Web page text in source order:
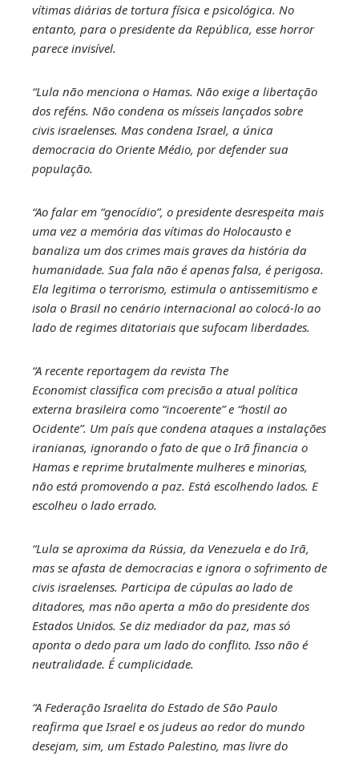
vítimas diárias de tortura física e psicológica. No
entanto, para o presidente da República, esse horror
parece invisível.
“Lula não menciona o Hamas. Não exige a libertação
dos reféns. Não condena os mísseis lançados sobre
civis israelenses. Mas condena Israel, a única
democracia do Oriente Médio, por defender sua
população.
“Ao falar em “genocídio”, o presidente desrespeita mais
uma vez a memória das vítimas do Holocausto e
banaliza um dos crimes mais graves da história da
humanidade. Sua fala não é apenas falsa, é perigosa.
Ela legitima o terrorismo, estimula o antissemitismo e
isola o Brasil no cenário internacional ao colocá-lo ao
lado de regimes ditatoriais que sufocam liberdades.
“A recente reportagem da revista The
Economist classifica com precisão a atual política
externa brasileira como “incoerente” e “hostil ao
Ocidente”. Um país que condena ataques a instalações
iranianas, ignorando o fato de que o Irã financia o
Hamas e reprime brutalmente mulheres e minorias,
não está promovendo a paz. Está escolhendo lados. E
escolheu o lado errado.
“Lula se aproxima da Rússia, da Venezuela e do Irã,
mas se afasta de democracias e ignora o sofrimento de
civis israelenses. Participa de cúpulas ao lado de
ditadores, mas não aperta a mão do presidente dos
Estados Unidos. Se diz mediador da paz, mas só
aponta o dedo para um lado do conflito. Isso não é
neutralidade. É cumplicidade.
“A Federação Israelita do Estado de São Paulo
reafirma que Israel e os judeus ao redor do mundo
desejam, sim, um Estado Palestino, mas livre do